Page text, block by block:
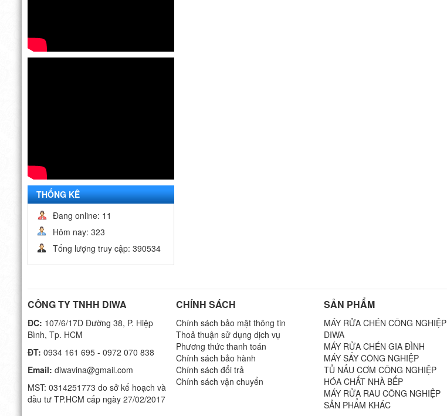
THỐNG KÊ
Đang online: 11
Hôm nay: 323
Tống lượng truy cập: 390534
CÔNG TY TNHH DIWA
ĐC: 107/6/17D Đường 38, P. Hiệp
Bình, Tp. HCM
ĐT: 0934 161 695 - 0972 070 838
Email: diwavina@gmail.com
MST: 0314251773 do sở kế hoạch và
đầu tư TP.HCM cấp ngày 27/02/2017
CHÍNH SÁCH
Chính sách bảo mật thông tin
Thoả thuận sử dụng dịch vụ
Phương thức thanh toán
Chính sách bảo hành
Chính sách đổi trả
Chính sách vận chuyển
SẢN PHẨM
MÁY RỬA CHÉN CÔNG NGHIỆP
DIWA
MÁY RỬA CHÉN GIA ĐÌNH
MÁY SẤY CÔNG NGHIỆP
TỦ NẤU CƠM CÔNG NGHIỆP
HÓA CHẤT NHÀ BẾP
MÁY RỬA RAU CÔNG NGHIỆP
SẢN PHẨM KHÁC